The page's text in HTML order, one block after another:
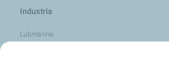
Industria
Lubmarine